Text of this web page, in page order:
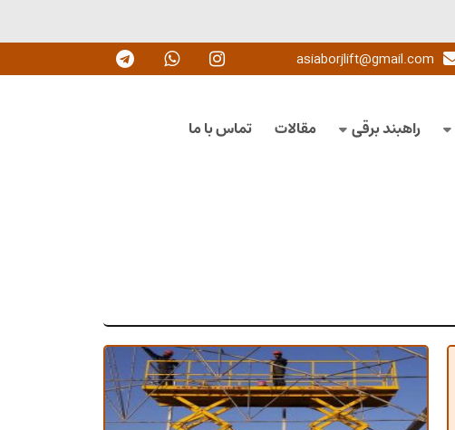
asiaborjlift@gmail.com
راهبند برقی مقالات تماس با ما